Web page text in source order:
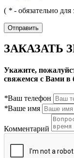
( * - обязательно
ЗАКАЗАТЬ
Укажите,
свяжемся с Вами
*Ваш телефон
*Ваше имя
Комментарий